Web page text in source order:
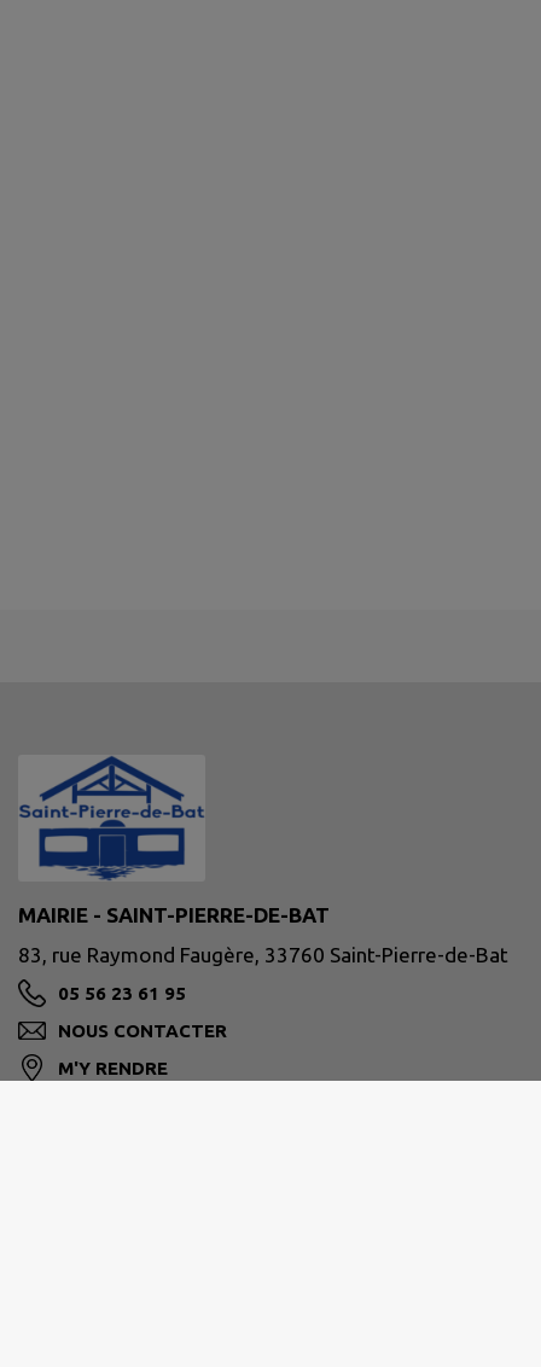
MAIRIE - SAINT-PIERRE-DE-BAT
83, rue Raymond Faugère, 33760 Saint-Pierre-de-Bat
05 56 23 61 95
NOUS CONTACTER
M'Y RENDRE